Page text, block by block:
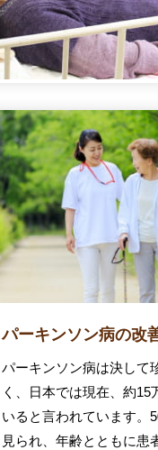
パーキンソン病の改
パーキンソン病は決して
く、日本では現在、約15
いると言われています。
見られ、年齢とともに患